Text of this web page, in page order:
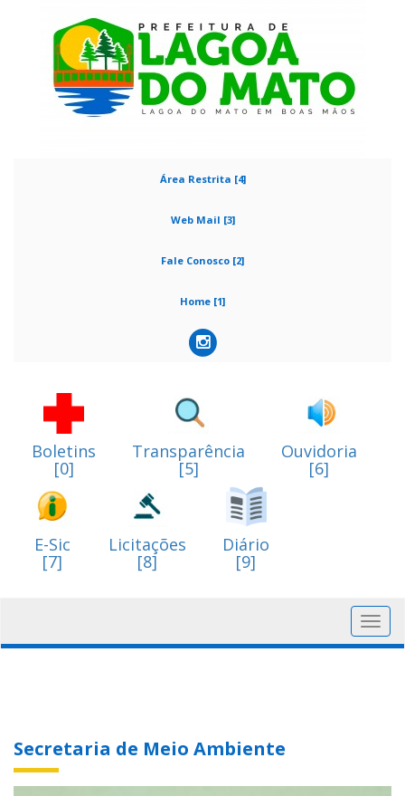
Área Restrita [4]
Web Mail [3]
Fale Conosco [2]
Home [1]
Boletins
[0]
Transparência
[5]
Ouvidoria
[6]
E-Sic
[7]
Licitações
[8]
Diário
[9]
Secretaria de Meio Ambiente